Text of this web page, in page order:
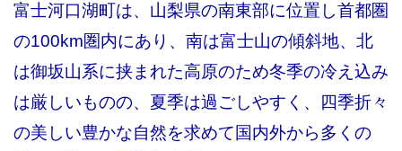
富士河口湖町は、山梨県の南東部に位置し首都圏
の100km圏内にあり、南は富士山の傾斜地、北
は御坂山系に挟まれた高原のため冬季の冷え込み
は厳しいものの、夏季は過ごしやすく、四季折々
の美しい豊かな自然を求めて国内外から多くの